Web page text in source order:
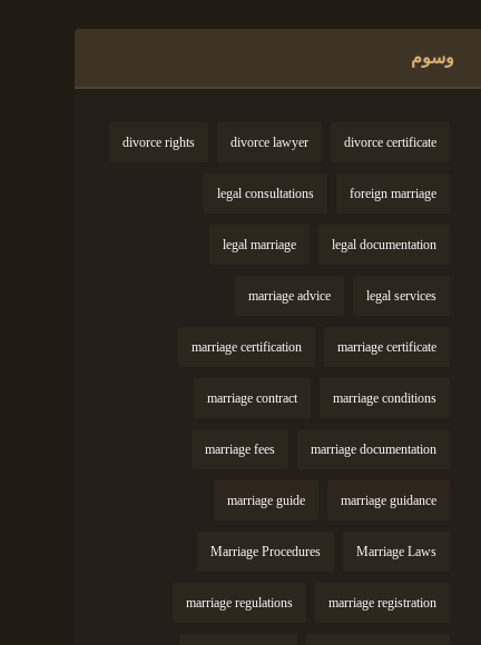
وسوم
divorce certificate
divorce lawyer
divorce rights
foreign marriage
legal consultations
legal documentation
legal marriage
legal services
marriage advice
marriage certificate
marriage certification
marriage conditions
marriage contract
marriage documentation
marriage fees
marriage guidance
marriage guide
Marriage Laws
Marriage Procedures
marriage registration
marriage regulations